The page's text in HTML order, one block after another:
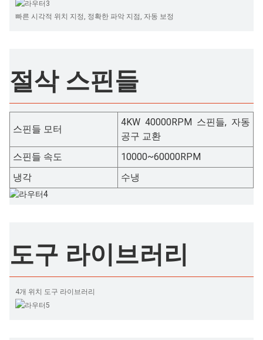
빠른 시각적 위치 지정, 정확한 파악 지점, 자동 보정
절삭 스핀들
스핀들 모터
4KW 40000RPM 스핀들, 자동
공구 교환
스핀들 속도
10000~60000RPM
냉각
수냉
도구 라이브러리
4개 위치 도구 라이브러리